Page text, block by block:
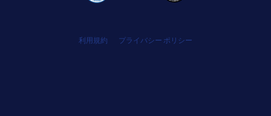
利用規約 プライバシー ポリシー